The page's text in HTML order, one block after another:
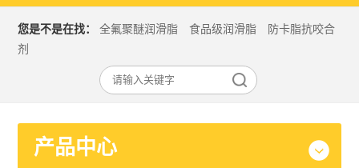
您是不是在找：全氟聚醚润滑脂 食品级润滑脂
防卡脂抗咬合
剂
产品中心